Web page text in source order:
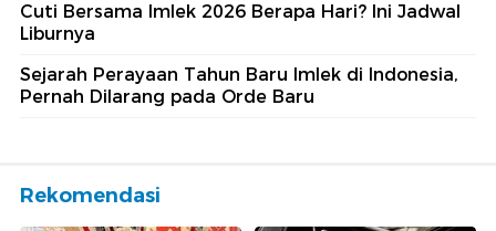
Cuti Bersama Imlek 2026 Berapa Hari? Ini Jadwal
Liburnya
Sejarah Perayaan Tahun Baru Imlek di Indonesia,
Pernah Dilarang pada Orde Baru
Rekomendasi